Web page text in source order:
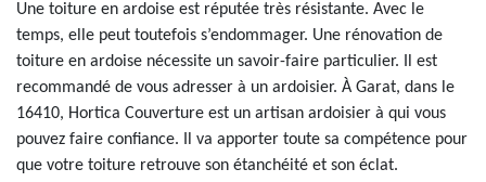
Une toiture en ardoise est réputée très résistante. Avec le
temps, elle peut toutefois s’endommager. Une rénovation de
toiture en ardoise nécessite un savoir-faire particulier. Il est
recommandé de vous adresser à un ardoisier. À Garat, dans le
16410, Hortica Couverture est un artisan ardoisier à qui vous
pouvez faire confiance. Il va apporter toute sa compétence pour
que votre toiture retrouve son étanchéité et son éclat.